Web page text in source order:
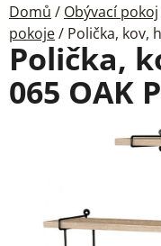
Domů / Obývací pokoj
pokoje/ Polička, kov,
Polička,
065 OAK